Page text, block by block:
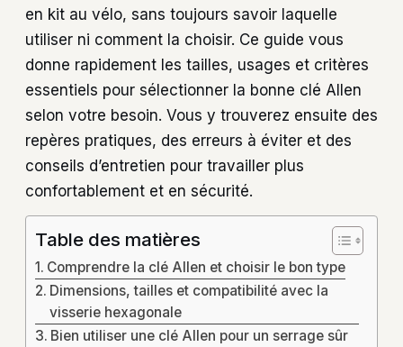
en kit au vélo, sans toujours savoir laquelle
utiliser ni comment la choisir. Ce guide vous
donne rapidement les tailles, usages et critères
essentiels pour sélectionner la bonne clé Allen
selon votre besoin. Vous y trouverez ensuite des
repères pratiques, des erreurs à éviter et des
conseils d’entretien pour travailler plus
confortablement et en sécurité.
Table des matières
Comprendre la clé Allen et choisir le bon type
Dimensions, tailles et compatibilité avec la
visserie hexagonale
Bien utiliser une clé Allen pour un serrage sûr